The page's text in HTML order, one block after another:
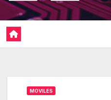
MOVILES